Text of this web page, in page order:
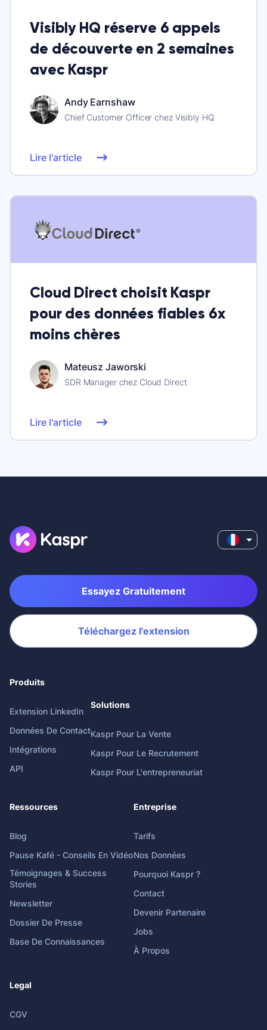
Visibly HQ réserve 6 appels
de découverte en 2 semaines
avec Kaspr
Andy Earnshaw
Chief Customer Officer chez Visibly HQ
Lire l'article
Cloud Direct choisit Kaspr
pour des données fiables 6x
moins chères
Mateusz Jaworski
SDR Manager chez Cloud Direct
Lire l'article
Essayez Gratuitement
Téléchargez l'extension
Produits
Extension LinkedIn
Données De Contact
Intégrations
API
Solutions
Kaspr Pour La Vente
Kaspr Pour Le Recrutement
Kaspr Pour L'entrepreneuriat
Ressources
Blog
Pause Kafé - Conseils En Vidéo
Témoignages & Success
Stories
Newsletter
Dossier De Presse
Base De Connaissances
Entreprise
Tarifs
Nos Données
Pourquoi Kaspr ?
Contact
Devenir Partenaire
Jobs
À Propos
Legal
CGV